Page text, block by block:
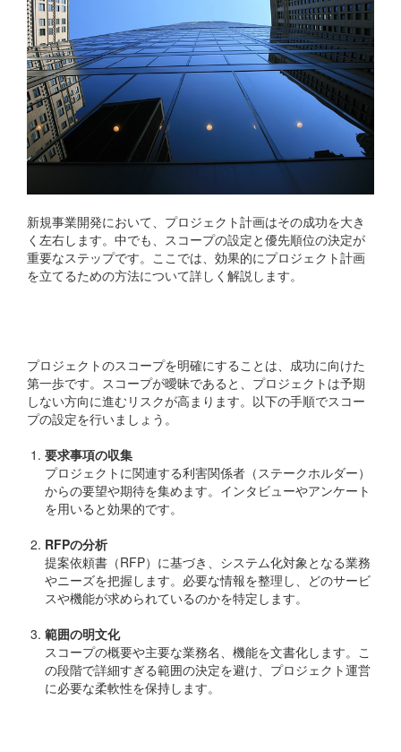
新規事業開発において、プロジェクト計画はその成功を大き
く左右します。中でも、スコープの設定と優先順位の決定が
重要なステップです。ここでは、効果的にプロジェクト計画
を立てるための方法について詳しく解説します。
プロジェクトのスコープを明確にすることは、成功に向けた
第一歩です。スコープが曖昧であると、プロジェクトは予期
しない方向に進むリスクが高まります。以下の手順でスコー
プの設定を行いましょう。
要求事項の収集
プロジェクトに関連する利害関係者（ステークホルダー）
からの要望や期待を集めます。インタビューやアンケート
を用いると効果的です。
RFPの分析
提案依頼書（RFP）に基づき、システム化対象となる業務
やニーズを把握します。必要な情報を整理し、どのサービ
スや機能が求められているのかを特定します。
範囲の明文化
スコープの概要や主要な業務名、機能を文書化します。こ
の段階で詳細すぎる範囲の決定を避け、プロジェクト運営
に必要な柔軟性を保持します。